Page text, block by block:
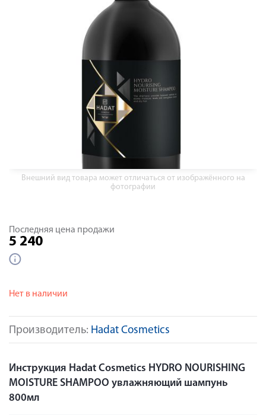
Внешний вид товара может отличаться от изображённого на
фотографии
Производитель: Hadat Cosmetics
Последняя цена продажи
5 240
Нет в наличии
Инструкция Hadat Cosmetics HYDRO NOURISHING
MOISTURE SHAMPOO увлажняющий шампунь
800мл